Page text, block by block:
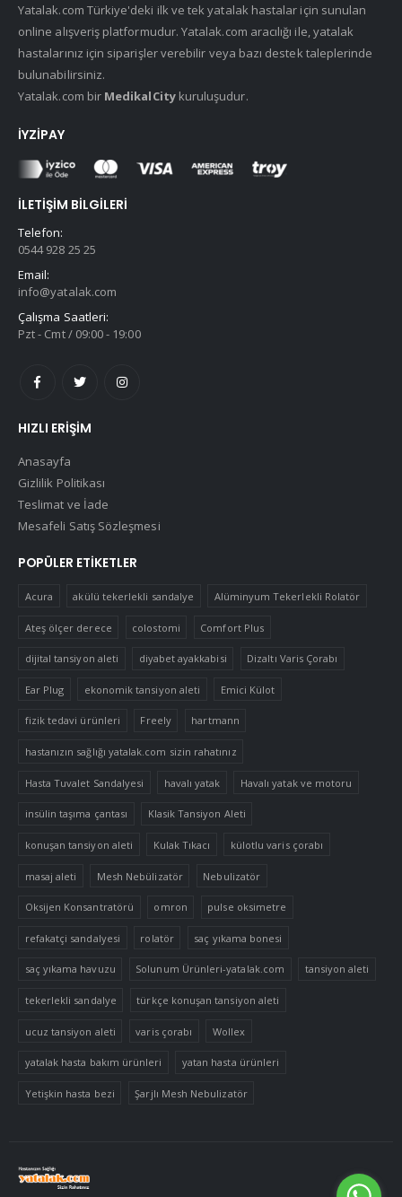
Yatalak.com Türkiye'deki ilk ve tek yatalak hastalar için sunulan
online alışveriş platformudur. Yatalak.com aracılığı ile, yatalak
hastalarınız için siparişler verebilir veya bazı destek taleplerinde
bulunabilirsiniz.
Yatalak.com bir MedikalCitykuruluşudur.
İYZIPAY
İLETIŞIM BILGILERI
Telefon:
0544 928 25 25
Email:
info@yatalak.com
Çalışma Saatleri:
Pzt - Cmt / 09:00 - 19:00
HIZLI ERIŞIM
Anasayfa
Gizlilik Politikası
Teslimat ve İade
Mesafeli Satış Sözleşmesi
POPÜLER ETIKETLER
Acura akülü tekerlekli sandalye Alüminyum Tekerlekli Rolatör
Ateş ölçer derece colostomi Comfort Plus
dijital tansiyon aleti diyabet ayakkabisi Dizaltı Varis Çorabı
Ear Plug ekonomik tansiyon aleti Emici Külot
fizik tedavi ürünleri Freely hartmann
hastanızın sağlığı yatalak.com sizin rahatınız
Hasta Tuvalet Sandalyesi havalı yatak Havalı yatak ve motoru
insülin taşıma çantası Klasik Tansiyon Aleti
konuşan tansiyon aleti Kulak Tıkacı külotlu varis çorabı
masaj aleti Mesh Nebülizatör Nebulizatör
Oksijen Konsantratörü omron pulse oksimetre
refakatçi sandalyesi rolatör saç yıkama bonesi
saç yıkama havuzu Solunum Ürünleri-yatalak.com tansiyon aleti
tekerlekli sandalye türkçe konuşan tansiyon aleti
ucuz tansiyon aleti varis çorabı Wollex
yatalak hasta bakım ürünleri yatan hasta ürünleri
Yetişkin hasta bezi Şarjlı Mesh Nebulizatör